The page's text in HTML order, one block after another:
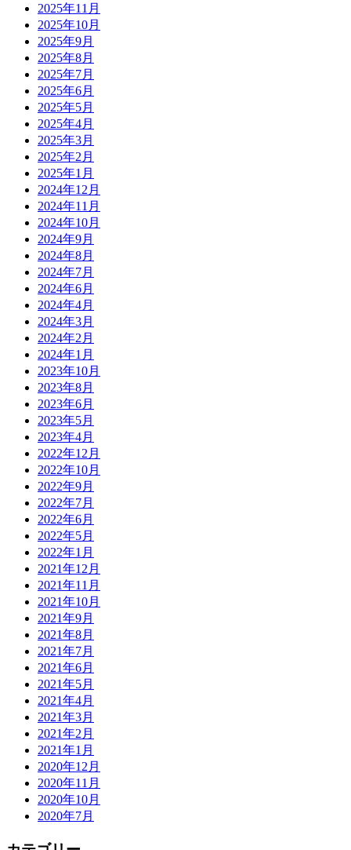
2025年11月
2025年10月
2025年9月
2025年8月
2025年7月
2025年6月
2025年5月
2025年4月
2025年3月
2025年2月
2025年1月
2024年12月
2024年11月
2024年10月
2024年9月
2024年8月
2024年7月
2024年6月
2024年4月
2024年3月
2024年2月
2024年1月
2023年10月
2023年8月
2023年6月
2023年5月
2023年4月
2022年12月
2022年10月
2022年9月
2022年7月
2022年6月
2022年5月
2022年1月
2021年12月
2021年11月
2021年10月
2021年9月
2021年8月
2021年7月
2021年6月
2021年5月
2021年4月
2021年3月
2021年2月
2021年1月
2020年12月
2020年11月
2020年10月
2020年7月